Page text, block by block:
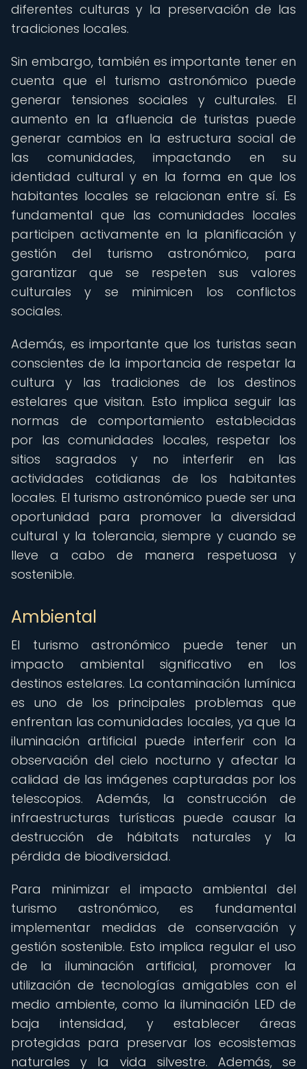
diferentes culturas y la preservación de las
tradiciones locales.
Sin embargo, también es importante tener en
cuenta que el turismo astronómico puede
generar tensiones sociales y culturales. El
aumento en la afluencia de turistas puede
generar cambios en la estructura social de
las comunidades, impactando en su
identidad cultural y en la forma en que los
habitantes locales se relacionan entre sí. Es
fundamental que las comunidades locales
participen activamente en la planificación y
gestión del turismo astronómico, para
garantizar que se respeten sus valores
culturales y se minimicen los conflictos
sociales.
Además, es importante que los turistas sean
conscientes de la importancia de respetar la
cultura y las tradiciones de los destinos
estelares que visitan. Esto implica seguir las
normas de comportamiento establecidas
por las comunidades locales, respetar los
sitios sagrados y no interferir en las
actividades cotidianas de los habitantes
locales. El turismo astronómico puede ser una
oportunidad para promover la diversidad
cultural y la tolerancia, siempre y cuando se
lleve a cabo de manera respetuosa y
sostenible.
Ambiental
El turismo astronómico puede tener un
impacto ambiental significativo en los
destinos estelares. La contaminación lumínica
es uno de los principales problemas que
enfrentan las comunidades locales, ya que la
iluminación artificial puede interferir con la
observación del cielo nocturno y afectar la
calidad de las imágenes capturadas por los
telescopios. Además, la construcción de
infraestructuras turísticas puede causar la
destrucción de hábitats naturales y la
pérdida de biodiversidad.
Para minimizar el impacto ambiental del
turismo astronómico, es fundamental
implementar medidas de conservación y
gestión sostenible. Esto implica regular el uso
de la iluminación artificial, promover la
utilización de tecnologías amigables con el
medio ambiente, como la iluminación LED de
baja intensidad, y establecer áreas
protegidas para preservar los ecosistemas
naturales y la vida silvestre. Además, se